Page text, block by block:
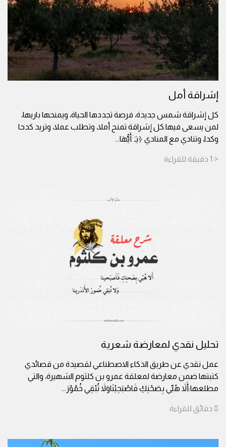
إشراقة أمل
كل إشراقة شمس جديدة، فرصة تجددها الحياة، ويمنحها باريها،
لمن يسعى فيها.كل إشراقة تمنح أملا، وتطلب عملا، وتريد كدحا
وكدا، وتنادي مع المنادي ﴿یَـٰۤأَیُّهَا...
< 1 دقيقة للقراءة
تحليل نقدي لمعارضة شعرية
عمل نقدي عن طريق الذكاء الاصطناعي لقصيدة من قصائدي
كتبتها ضمن معارضة لمعلقة عمرو بن كلثوم الشهيرة، والتي
مطلعها:أَلاَ هُبِّي بِصَحْنِكِ فَاصْبَحِيْنَاوَلاَ تُبْقِي خُمُوْرَ...
8 دقائق للقراءة